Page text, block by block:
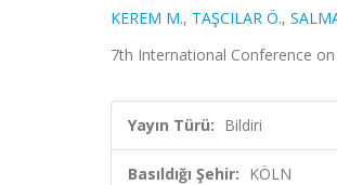
KEREM M., TAŞCILAR Ö.,
7th International Conference
Yayın Türü: Bildiri
Basıldığı Şehir: KÖLN